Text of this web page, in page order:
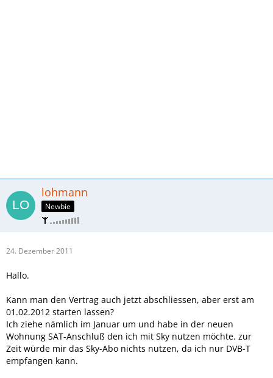
lohmann
Newbie
24. Dezember 2011
Hallo.
Kann man den Vertrag auch jetzt abschliessen, aber erst am
01.02.2012 starten lassen?
Ich ziehe nämlich im Januar um und habe in der neuen
Wohnung SAT-Anschluß den ich mit Sky nutzen möchte. zur
Zeit würde mir das Sky-Abo nichts nutzen, da ich nur DVB-T
empfangen kann.